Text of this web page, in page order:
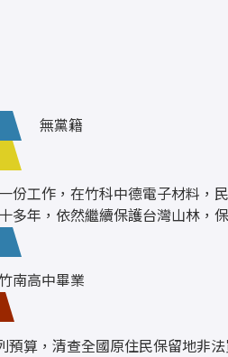
無黨籍
份工作，在竹科中德電子材料，
多年，依然繼續保護台灣山林，
南高中畢業
預算，清查全國原住民保留地非